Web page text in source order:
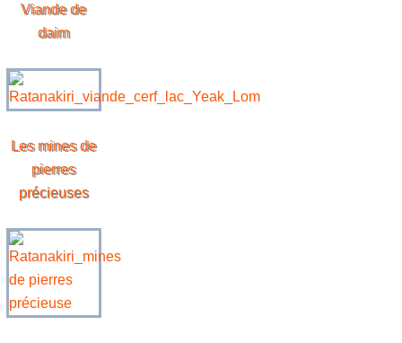
Viande de
daim
Les mines de
pierres
précieuses